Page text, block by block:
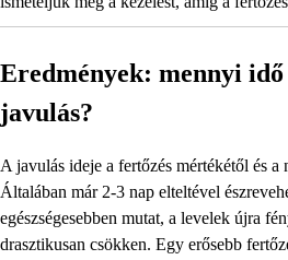
Eredmények: mennyi
javulás?
A javulás ideje a fertőzés mértékétől és
Általában már 2-3 nap elteltével
egészségesebben mutat, a levelek újra
drasztikusan csökken. Egy erősebb